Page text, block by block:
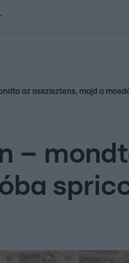
Wanted
az asszisztens, majd a
–